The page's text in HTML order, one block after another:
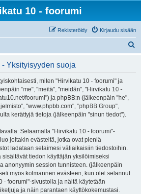
10 - foorumi
Kirjaudu sisään
Rekisteröidy
Yksityisyyden suoja
miten "Hirvikatu 10 - foorumi" ja
"me", "meitä", "meidän", "Hirvikatu 10 -
foorumi") ja phpBB:n (jälkeenpäin "he",
"www.phpbb.com", "phpBB Group",
kerättyjä tietoja (jälkeenpäin "sinun tiedot").
Selaamalla "Hirvikatu 10 - foorumi"-
joitakin evästeitä, jotka ovat pieniä
ladataan selaimesi väliaikaisiin tiedostoihin.
sisältävät tiedon käyttäjän yksilöimiseksi
anonyymin session tunnisteen. (jälkeenpäin
myös kolmannen evästeen, kun olet selannut
- foorumi"-sivustolla ja näitä käytetään
ja näin parantaen käyttökokemustasi.